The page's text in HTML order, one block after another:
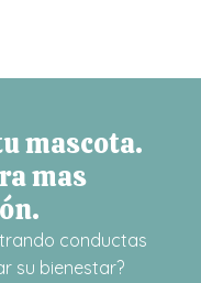
mascota.
mas
conductas
su bienestar?